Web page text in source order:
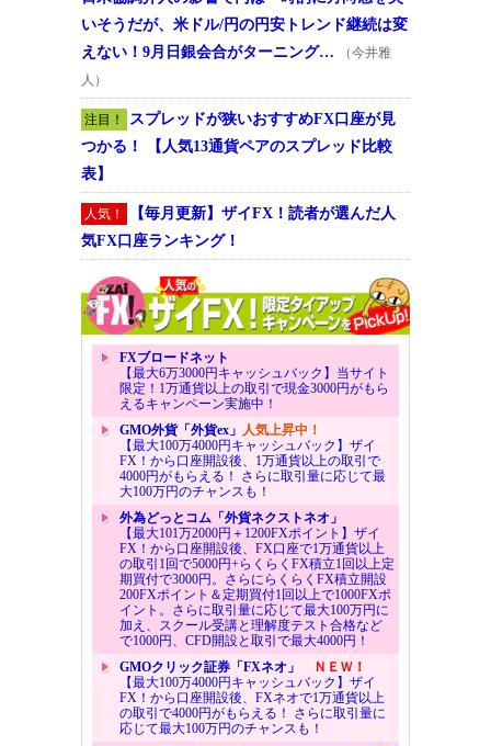
いそうだが、米ドル/円の円安トレンド継続は変
えない！9月日銀会合がターニング…
（今井雅
人）
注目！
スプレッドが狭いおすすめFX口座が見
つかる！ 【人気13通貨ペアのスプレッド比較
表】
人気！
【毎月更新】ザイFX！読者が選んだ人
気FX口座ランキング！
FXブロードネット
【最大6万3000円キャッシュバック】当サイト
限定！1万通貨以上の取引で現金3000円がもら
えるキャンペーン実施中！
GMO外貨「外貨ex」 人気上昇中！
【最大100万4000円キャッシュバック】ザイ
FX！から口座開設後、1万通貨以上の取引で
4000円がもらえる！ さらに取引量に応じて最
大100万円のチャンスも！
外為どっとコム「外貨ネクストネオ」
【最大101万2000円＋1200FXポイント】ザイ
FX！から口座開設後、FX口座で1万通貨以上
の取引1回で5000円+らくらくFX積立1回以上定
期買付で3000円。さらにらくらくFX積立開設
200FXポイント＆定期買付1回以上で1000FXポ
イント。さらに取引量に応じて最大100万円に
加え、スクール受講と理解度テスト合格など
で1000円、CFD開設と取引で最大4000円！
GMOクリック証券「FXネオ」
ＮＥＷ！
【最大100万4000円キャッシュバック】ザイ
FX！から口座開設後、FXネオで1万通貨以上
の取引で4000円がもらえる！ さらに取引量に
応じて最大100万円のチャンスも！